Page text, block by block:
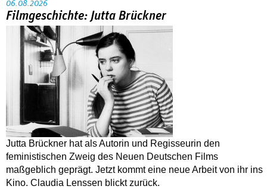
06.08.2026
Filmgeschichte: Jutta Brückner
Jutta Brückner hat als Autorin und Regisseurin den
feministischen Zweig des Neuen Deutschen Films
maßgeblich geprägt. Jetzt kommt eine neue Arbeit von ihr ins
Kino. Claudia Lenssen blickt zurück.